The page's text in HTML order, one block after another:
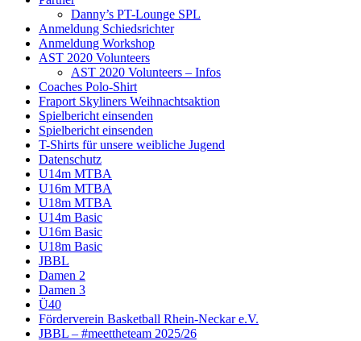
Danny’s PT-Lounge SPL
Anmeldung Schiedsrichter
Anmeldung Workshop
AST 2020 Volunteers
AST 2020 Volunteers – Infos
Coaches Polo-Shirt
Fraport Skyliners Weihnachtsaktion
Spielbericht einsenden
Spielbericht einsenden
T-Shirts für unsere weibliche Jugend
Datenschutz
U14m MTBA
U16m MTBA
U18m MTBA
U14m Basic
U16m Basic
U18m Basic
JBBL
Damen 2
Damen 3
Ü40
Förderverein Basketball Rhein-Neckar e.V.
JBBL – #meettheteam 2025/26